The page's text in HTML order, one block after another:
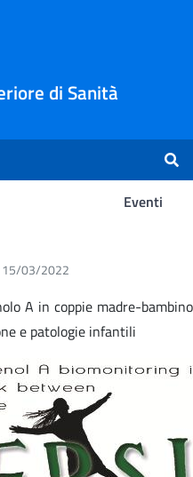
di Sanità
Eventi
15/03/2022
A in coppie madre-bambino
e patologie infantili